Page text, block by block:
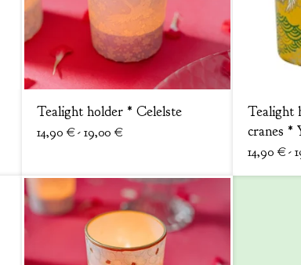
Tealight holder * Celelste
14,90 €- 19,00 €
Tealight
cranes *
14,90 €-